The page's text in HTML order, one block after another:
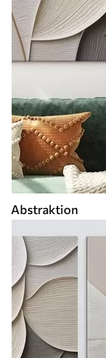
Abstraktion